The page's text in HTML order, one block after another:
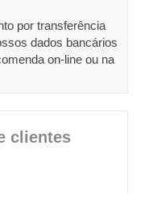
por transferência
dados bancários
on-line ou na
clientes